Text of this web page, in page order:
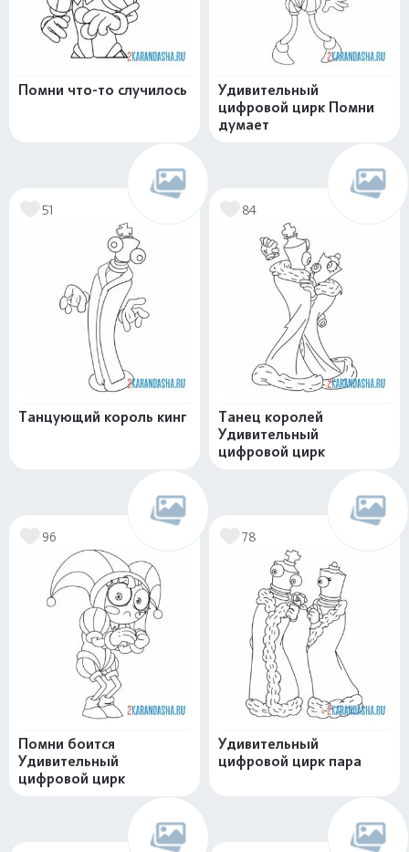
Помни что-то случилось
Удивительный
цифровой цирк Помни
думает
51
Танцующий король кинг
84
Танец королей
Удивительный
цифровой цирк
96
Помни боится
Удивительный
цифровой цирк
78
Удивительный
цифровой цирк пара